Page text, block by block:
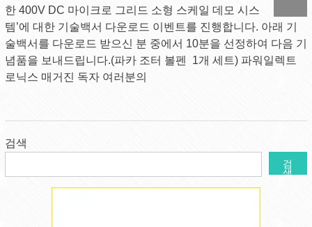
한 400V DC 마이크로 그리드 소형 스케일 데모 시스
템’에 대한 기술백서 다운로드 이벤트를 진행합니다. 아래 기
술백서를 다운로드 받으신 분 중에서 10분을 선정하여 다음 기
념품을 보내드립니다.(파카 조터 볼펜 1개 세트) 파워일렉트
로닉스 매거진 독자 여러분의
검색
검
색